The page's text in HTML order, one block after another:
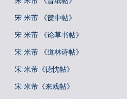
宋 米芾 《箧中帖》
宋 米芾 《论草书帖》
宋 米芾 《道林诗帖》
宋 米芾《德忱帖》
宋 米芾《来戏帖》